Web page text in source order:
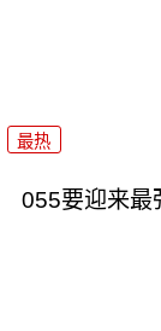
最热
055要迎来最